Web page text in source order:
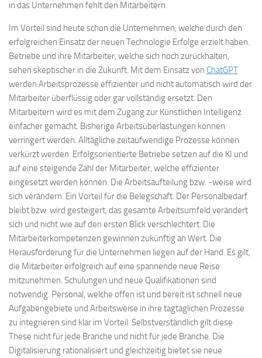
in das Unternehmen fehlt den Mitarbeitern.
Im Vorteil sind heute schon die Unternehmen, welche durch den
erfolgreichen Einsatz der neuen Technologie Erfolge erzielt haben.
Betriebe und ihre Mitarbeiter, welche sich noch zurückhalten,
sehen skeptischer in die Zukunft. Mit dem Einsatz von ChatGPT
werden Arbeitsprozesse effizienter und nicht automatisch wird der
Mitarbeiter überflüssig oder gar vollständig ersetzt. Den
Mitarbeitern wird es mit dem Zugang zur Künstlichen Intelligenz
einfacher gemacht. Bisherige Arbeitsüberlastungen können
verringert werden. Alltägliche zeitaufwendige Prozesse können
verkürzt werden. Erfolgsorientierte Betriebe setzen auf die KI und
auf eine steigende Zahl der Mitarbeiter, welche effizienter
eingesetzt werden können. Die Arbeitsaufteilung bzw. -weise wird
sich verändern. Ein Vorteil für die Belegschaft. Der Personalbedarf
bleibt bzw. wird gesteigert, das gesamte Arbeitsumfeld verändert
sich und nicht wie auf den ersten Blick verschlechtert. Die
Mitarbeiterkompetenzen gewinnen zukünftig an Wert. Die
Herausforderung für die Unternehmen liegen auf der Hand. Es gilt,
die Mitarbeiter erfolgreich auf eine spannende neue Reise
mitzunehmen. Schulungen und neue Qualifikationen sind
notwendig. Personal, welche offen ist und bereit ist schnell neue
Aufgabengebiete und Arbeitsweise in ihre tagtäglichen Prozesse
zu integrieren sind klar im Vorteil. Selbstverständlich gilt diese
These nicht für jede Branche und nicht für jede Branche. Die
Digitalisierung rationalisiert und gleichzeitig bietet sie neue